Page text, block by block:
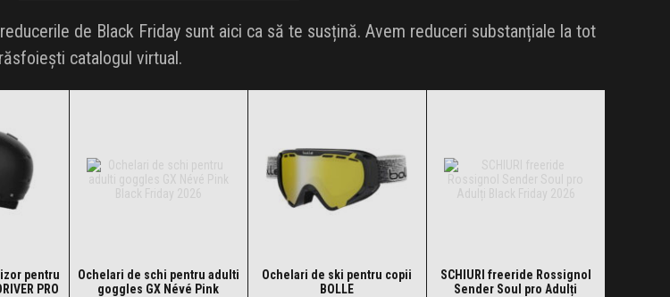
de Black Friday sunt aici ca să te susțină. Avem reduceri substanțiale la tot
catalogul virtual.
pentru
PRO
Ochelari de schi pentru adulti
goggles GX Névé Pink
Ochelari de ski pentru copii
BOLLE
SCHIURI freeride Rossignol
Sender Soul pro Adulți